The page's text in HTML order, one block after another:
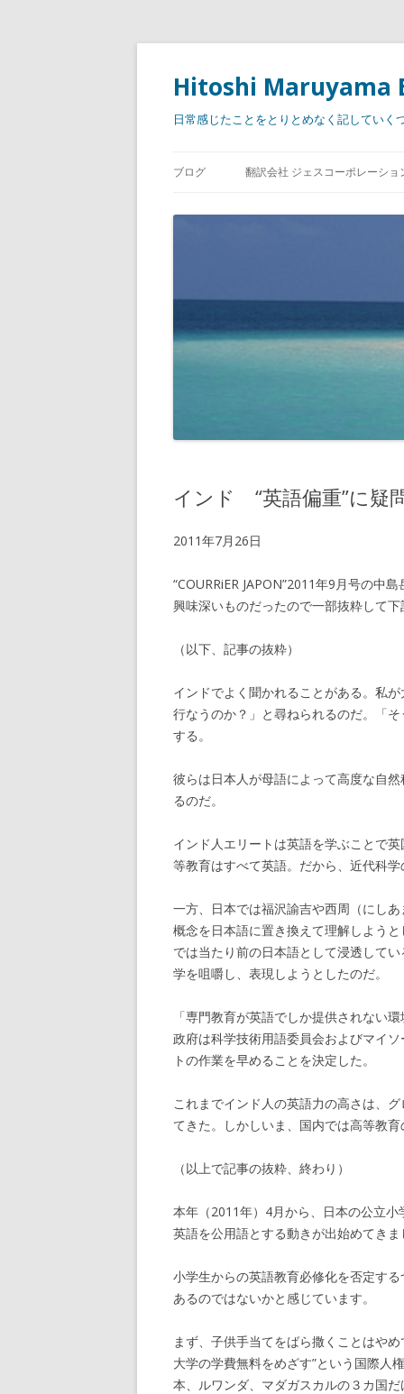
Hitoshi Maruyama
日常感じたことをとりとめなく記していく
ブログ 翻訳会社 ジェスコーポレーショ
インド “英語偏重”に疑
2011年7月26日
“COURRiER JAPON”2011年9月号の中
興味深いものだったので一部抜粋して
（以下、記事の抜粋）
インドでよく聞かれることがある。私
行なうのか？」と尋ねられるのだ。「
する。
彼らは日本人が母語によって高度な自
るのだ。
インド人エリートは英語を学ぶことで
等教育はすべて英語。だから、近代科
一方、日本では福沢諭吉や西周（にし
概念を日本語に置き換えて理解しよう
では当たり前の日本語として浸透して
学を咀嚼し、表現しようとしたのだ。
「専門教育が英語でしか提供されない
政府は科学技術用語委員会およびマイ
トの作業を早めることを決定した。
これまでインド人の英語力の高さは、
てきた。しかしいま、国内では高等教
（以上で記事の抜粋、終わり）
本年（2011年）4月から、日本の公立
英語を公用語とする動きが出始めてきま
小学生からの英語教育必修化を否定す
あるのではないかと感じています。
まず、子供手当てをばら撒くことはや
大学の学費無料をめざす”という国際人
本、ルワンダ、マダガスカルの３カ国